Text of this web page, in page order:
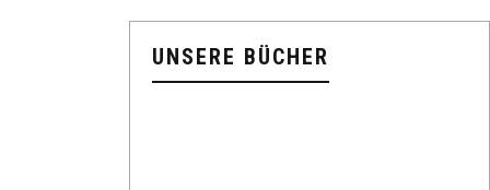
UNSERE BÜCHER